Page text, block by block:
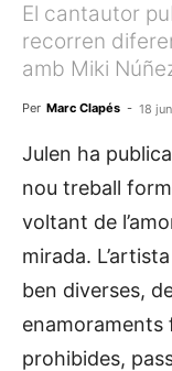
El cantautor
recorren
amb Miki Núñez
Per Marc Clapés - 18
Julen ha
nou treball
voltant de
mirada.
ben diverses,
enamoraments
prohibides,